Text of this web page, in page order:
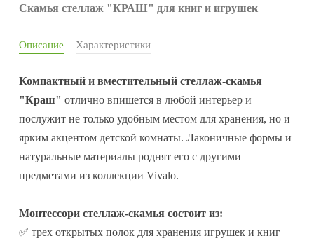
Скамья стеллаж "КРАШ" для книг и игрушек
Описание Характеристики
Компактный и вместительный стеллаж-скамья
"Краш" отлично впишется в любой интерьер и
послужит не только удобным местом для хранения, но и
ярким акцентом детской комнаты. Лаконичные формы и
натуральные материалы роднят его с другими
предметами из коллекции Vivalo.
Монтессори стеллаж-скамья состоит из:
✅ трех открытых полок для хранения игрушек и книг